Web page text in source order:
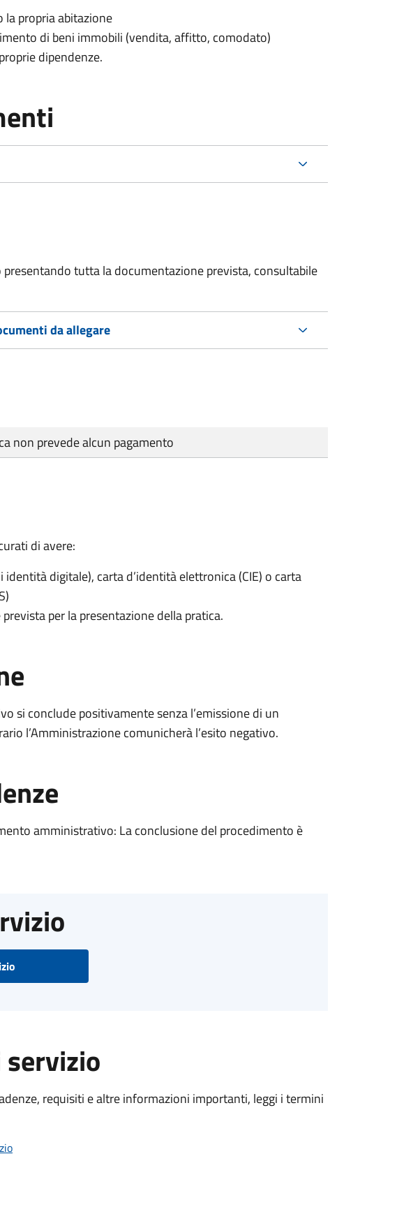
la propria abitazione
di beni immobili (vendita, affitto, comodato)
dipendenze.
tutta la documentazione prevista, consultabile
da allegare
non prevede alcun pagamento
di avere:
identità digitale), carta d’identità elettronica (CIE) o carta
per la presentazione della pratica.
si conclude positivamente senza l’emissione di un
l’Amministrazione comunicherà l’esito negativo.
amministrativo: La conclusione del procedimento è
requisiti e altre informazioni importanti, leggi i termini